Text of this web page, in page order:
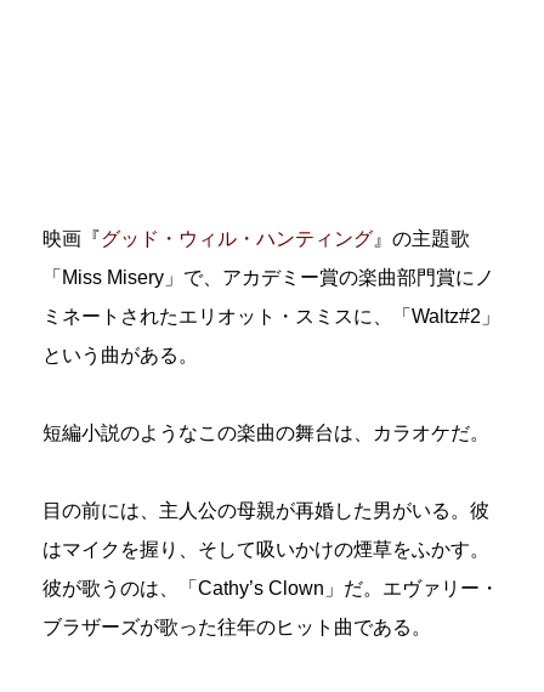
映画『グッド・ウィル・ハンティング 』の主題歌
「Miss Misery」で、アカデミー賞の楽曲部門賞にノ
ミネートされたエリオット・スミスに、「Waltz#2」
という曲がある。
短編小説のようなこの楽曲の舞台は、カラオケだ。
目の前には、主人公の母親が再婚した男がいる。彼
はマイクを握り、そして吸いかけの煙草をふかす。
彼が歌うのは、「Cathy’s Clown」だ。エヴァリー・
ブラザーズが歌った往年のヒット曲である。